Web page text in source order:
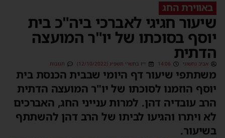
באווירת החג
שיעור חגיגי לאברכי ביה"כ בית
יוסף בסוכתו של יו"ר המועצה
הדתית
אביב נחשוני 14:06 י״ז בתשרי תשפ״ג (12/10/2022) תגובות
משתתפי שיעור דף היומי שבבית הכנסת בית
יוסף הוזמנו לסוכתו של יו"ר המועצה הדתית
הרב עובדיה דהן. למרות ענייני החג, האברכים
לא ויתרו והגיעו לביתו של הרב דהן להשתתף
בשיעור.